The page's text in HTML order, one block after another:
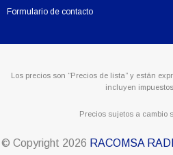
Formulario de contacto
Los precios son “Precios de lista” y están
incluyen
Precios sujetos a cambio
© Copyright 2026 RACOMSA